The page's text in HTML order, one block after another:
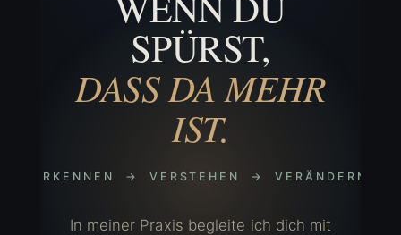
SPÜRST,
DASS DA MEHR
IST.
ERKENNEN → VERSTEHEN → VERÄNDERN
In meiner Praxis begleite ich dich mit